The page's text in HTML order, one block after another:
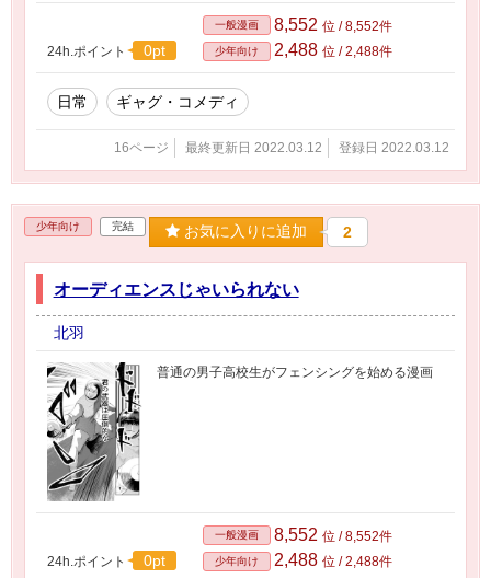
24h.ポイント 0pt
一般漫画 8,552 位 / 8,552件
少年向け 2,488 位 / 2,488件
日常 ギャグ・コメディ
16ページ 最終更新日 2022.03.12 登録日 2022.03.12
少年向け 完結 お気に入りに追加 2
オーディエンスじゃいられない
北羽
普通の男子高校生がフェンシングを始める漫画
24h.ポイント 0pt
一般漫画 8,552 位 / 8,552件
少年向け 2,488 位 / 2,488件